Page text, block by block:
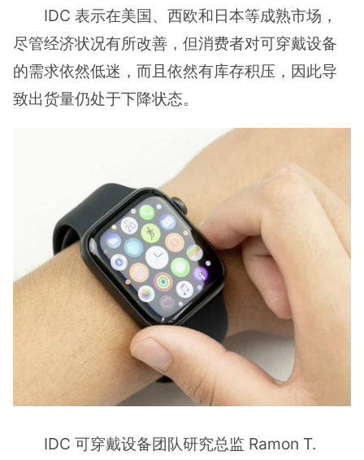
IDC 表示在美国、西欧和日本等成熟市场，
尽管经济状况有所改善，但消费者对可穿戴设备
的需求依然低迷，而且依然有库存积压，因此导
致出货量仍处于下降状态。
IDC 可穿戴设备团队研究总监 Ramon T.